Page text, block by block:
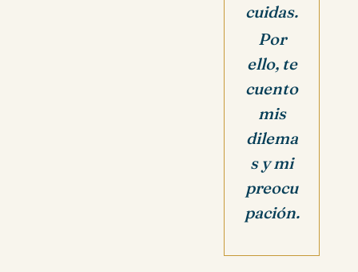
cuidas.
Por
ello, te
cuento
mis
dilema
s y mi
preocu
pación.